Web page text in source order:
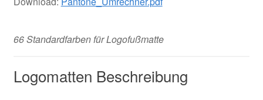
66 Standardfarben für Logofußmatte
Logomatten Beschreibung